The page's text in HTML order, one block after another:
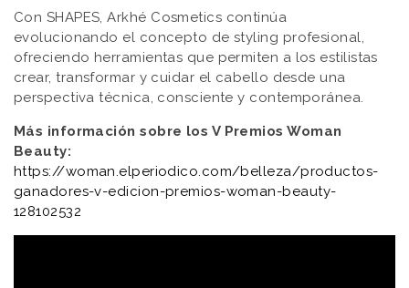
Con SHAPES, Arkhé Cosmetics continúa
evolucionando el concepto de styling profesional,
ofreciendo herramientas que permiten a los estilistas
crear, transformar y cuidar el cabello desde una
perspectiva técnica, consciente y contemporánea.
Más información sobre los V Premios Woman
Beauty:
https://woman.elperiodico.com/belleza/productos-
ganadores-v-edicion-premios-woman-beauty-
128102532